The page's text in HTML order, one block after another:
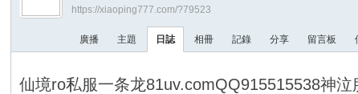
外
https://xiaoping777.com/?79523
廣播 主題 日誌 相冊 記錄 分享 留言板
仙境ro私服一条龙81uv.comQQ915515538神泣